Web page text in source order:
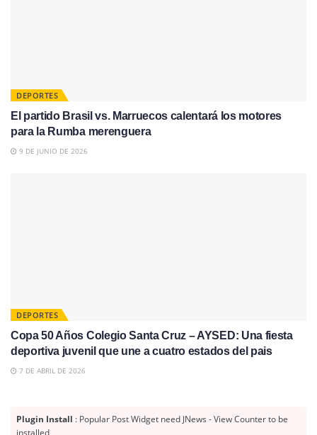
DEPORTES
El partido Brasil vs. Marruecos calentará los motores
para la Rumba merenguera
9 DE JUNIO DE 2026
DEPORTES
Copa 50 Años Colegio Santa Cruz – AYSED: Una fiesta
deportiva juvenil que une a cuatro estados del pais
7 DE ABRIL DE 2026
Plugin Install : Popular Post Widget need JNews - View Counter to be